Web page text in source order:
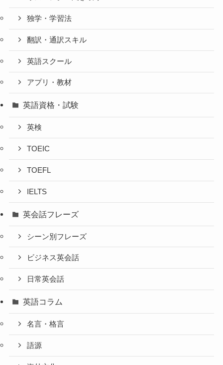
独学・学習法
翻訳・通訳スキル
英語スクール
アプリ・教材
英語資格・試験
英検
TOEIC
TOEFL
IELTS
英会話フレーズ
シーン別フレーズ
ビジネス英会話
日常英会話
英語コラム
名言・格言
語源